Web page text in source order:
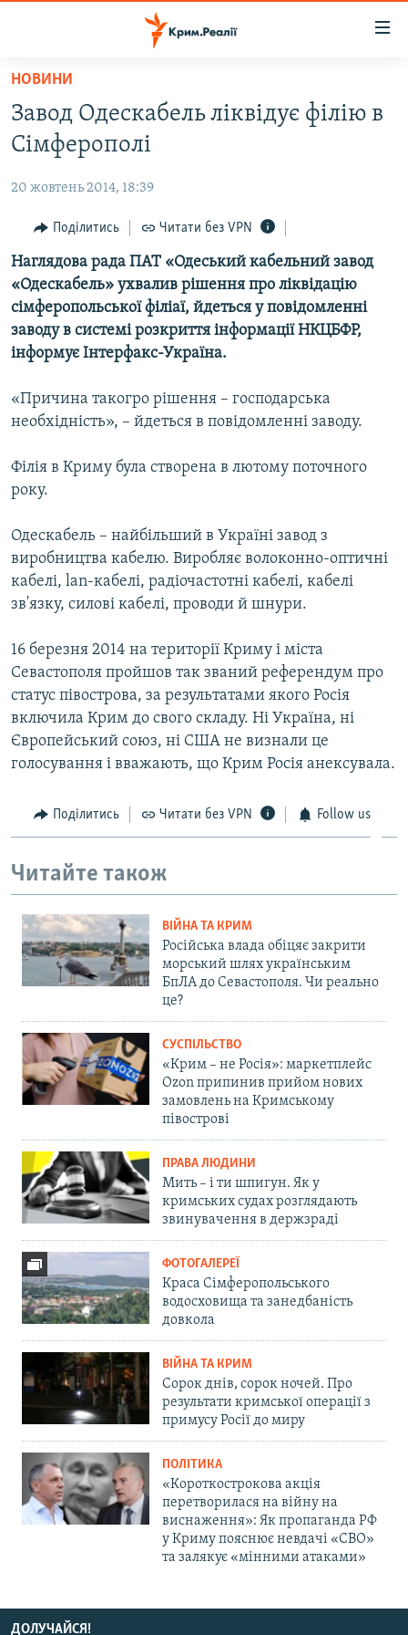
Перейти
основного
матеріалу
Перейти
до
навігації
Перейти
до
пошуку
ВОДА.КРИМ
ВІДЕО ТА ФОТО
ПОЛІТИКА
БЛОГИ
ПОГЛЯД
ІНТЕРВ'Ю
ВСЕ ЗА ДЕНЬ
СПЕЦПРОЕКТИ
ДЕПОРТАЦІЯ
ВІДЕОУРОКИ «ELIFBE»
СВІДЧЕННЯ ОКУПАЦІЇ
УКРАЇНСЬКА ПРОБЛЕМА КРИМУ
ІНФОГРАФІКА
ЯК ОБІЙТИ БЛОКУВАННЯ
Qırımtatar
Усі сайти RFE/RL
НОВИНИ
Завод Одескабель ліквідує філію в
Сімферополі
20 жовтень 2014, 18:39
Поділитись Читати без VPN
Наглядова рада ПАТ «Одеський кабельний завод
«Одескабель» ухвалив рішення про ліквідацію
сімферопольської філіаї, йдеться у повідомленні
заводу в системі розкриття інформації НКЦБФР,
інформує Інтерфакс-Україна.
«Причина такогро рішення – господарська
необхідність», – йдеться в повідомленні заводу.
Філія в Криму була створена в лютому поточного
року.
Одескабель – найбільший в Україні завод з
виробництва кабелю. Виробляє волоконно-оптичні
кабелі, lan-кабелі, радіочастотні кабелі, кабелі
зв'язку, силові кабелі, проводи й шнури.
16 березня 2014 на території Криму і міста
Севастополя пройшов так званий референдум про
статус півострова, за результатами якого Росія
включила Крим до свого складу. Ні Україна, ні
Європейський союз, ні США не визнали це
голосування і вважають, що Крим Росія анексувала.
Поділитись Читати без VPN Follow us
Читайте також
ВІЙНА ТА КРИМ
Російська влада обіцяє закрити
морський шлях українським
БпЛА до Севастополя. Чи реально
це?
СУСПІЛЬСТВО
«Крим – не Росія»: маркетплейс
Ozon припинив прийом нових
замовлень на Кримському
півострові
ПРАВА ЛЮДИНИ
Мить – і ти шпигун. Як у
кримських судах розглядають
звинувачення в держзраді
ФОТОГАЛЕРЕЇ
Краса Сімферопольського
водосховища та занедбаність
довкола
ВІЙНА ТА КРИМ
Сорок днів, сорок ночей. Про
результати кримської операції з
примусу Росії до миру
ПОЛІТИКА
«Короткострокова акція
перетворилася на війну на
виснаження»: Як пропаганда РФ
у Криму пояснює невдачі «СВО»
та залякує «мінними атаками»
ДОЛУЧАЙСЯ!